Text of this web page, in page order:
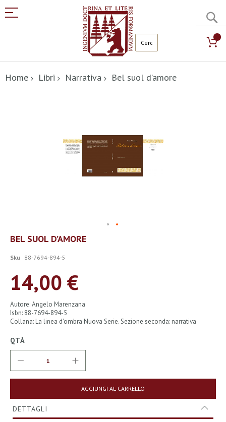
al
contenuto
Home Libri Narrativa Bel suol d’amore
Vai
all'inizio
galleria
immagini
BEL SUOL D’AMORE
Sku 88-7694-894-5
14,00 €
Autore: Angelo Marenzana
Isbn: 88-7694-894-5
Collana: La linea d'ombra Nuova Serie. Sezione seconda: narrativa
QTÀ
AGGIUNGI AL CARRELLO
DETTAGLI